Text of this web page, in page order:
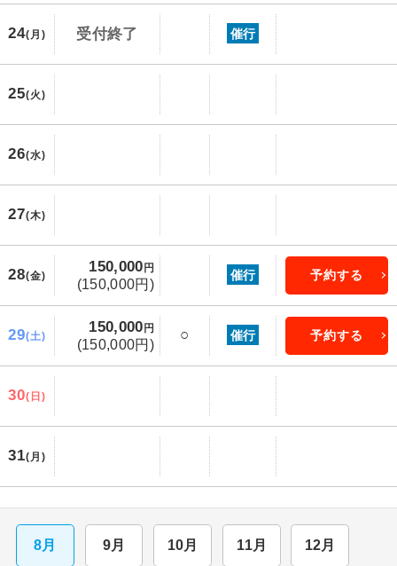
24(月) 受付終了 催行
25(火)
26(水)
27(木)
28(金)
150,000円
(150,000円)
催行 予約する
29(土)
150,000円
(150,000円)
○ 催行 予約する
30(日)
31(月)
8月 9月 10月 11月 12月